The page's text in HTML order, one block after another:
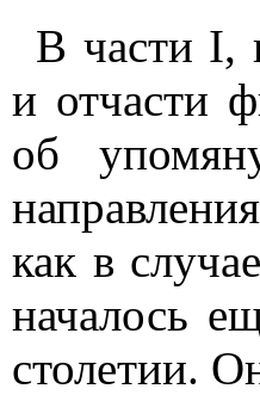
В части I,
и отчасти
об
как в
началось
столетии.